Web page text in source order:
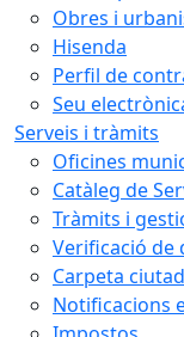
Obres i
Hisenda
Perfil de
Seu
Serveis i tràmits
Oficines
Catàleg de
Tràmits i
Verificació de
Carpeta
Notificacions